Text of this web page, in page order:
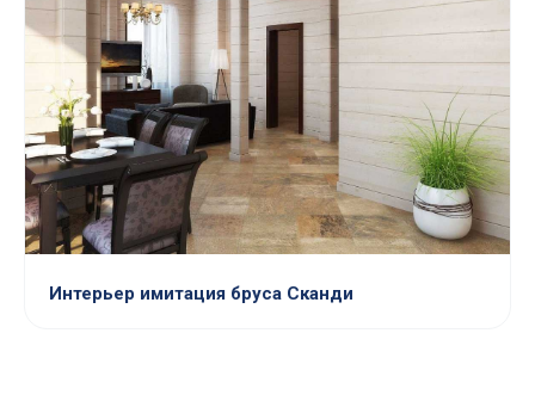
Интерьер имитация бруса Сканди